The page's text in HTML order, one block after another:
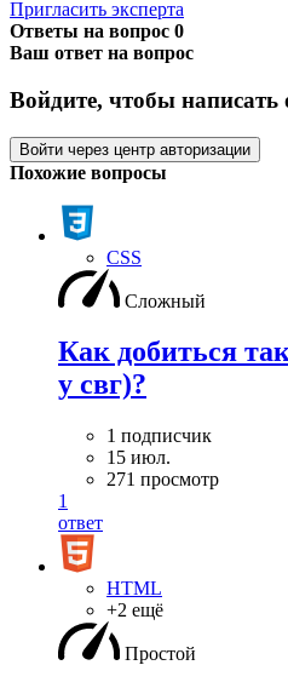
Пригласить эксперта
Ответы на вопрос 0
Ваш ответ на вопрос
Войдите, чтобы написать
Войти через центр авторизации
Похожие вопросы
CSS
Сложный
Как добиться
у свг)?
1 подписчик
15 июл.
271 просмотр
1
ответ
HTML
+2 ещё
Простой